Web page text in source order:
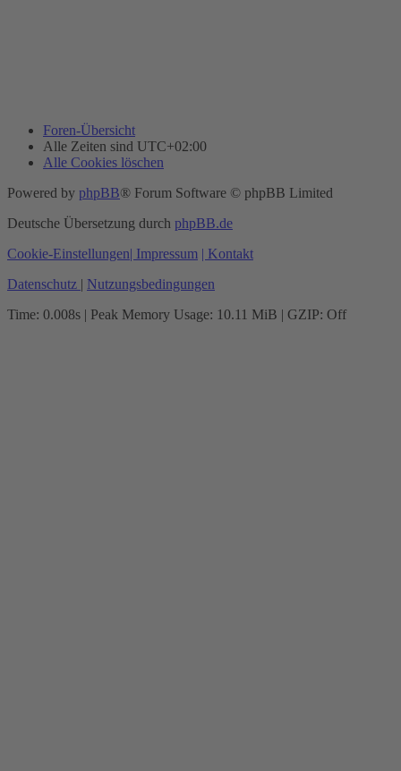
Foren-Übersicht
Alle Zeiten sind UTC+02:00
Alle Cookies löschen
Powered by phpBB® Forum Software © phpBB Limited
Deutsche Übersetzung durch phpBB.de
Cookie-Einstellungen| Impressum | Kontakt
Datenschutz | Nutzungsbedingungen
Time: 0.008s | Peak Memory Usage: 10.11 MiB | GZIP: Off